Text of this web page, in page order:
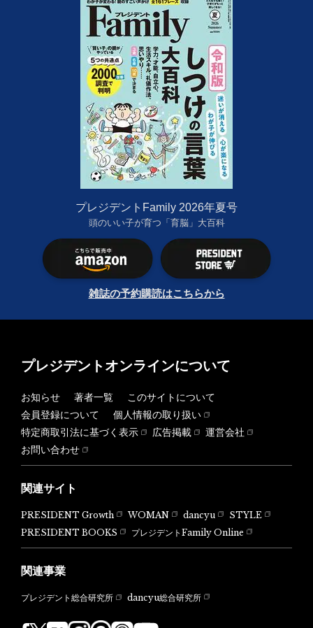
プレジデントFamily 2026年夏号
頭のいい子が育つ「育脳」大百科
雑誌の予約購読はこちらから
プレジデントオンラインについて
お知らせ 著者一覧
このサイトについて
会員登録について
個人情報の取り扱い
特定商取引法に基づく表示
広告掲載
運営会社
お問い合わせ
関連サイト
PRESIDENT Growth WOMAN dancyu
STYLE
PRESIDENT BOOKS
プレジデントFamily Online
関連事業
プレジデント総合研究所 dancyu総合研究所